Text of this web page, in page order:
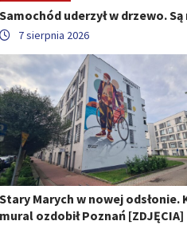
Samochód uderzył w drzewo.
7 sierpnia 2026
Stary Marych w nowej odsłonie.
mural ozdobił Poznań [ZDJĘCIA]